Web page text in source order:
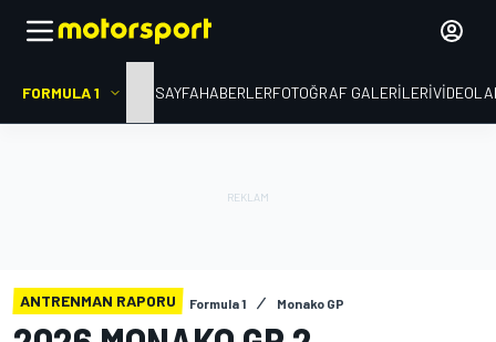
FORMULA 1 ANA SAYFAHABERLERFOTOĞRAF GALERILERI
ANTRENMAN RAPORU Formula 1 Monako GP